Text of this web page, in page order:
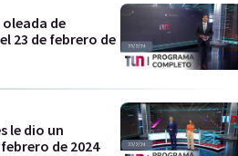
oleada de
23 de febrero de
le dio un
de 2024